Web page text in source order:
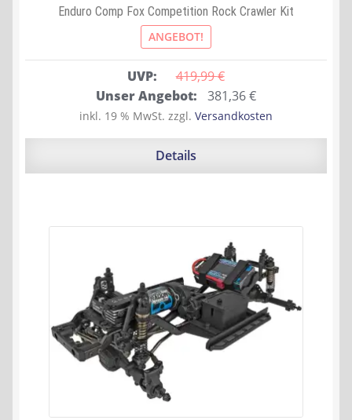
Enduro Comp Fox Competition Rock Crawler Kit
ANGEBOT!
UVP: 419,99 €
Ursprünglicher
Preis
war:
Unser Angebot: 381,36€Aktueller
Preis
ist:
inkl. 19 % MwSt. zzgl. Versandkosten
Details